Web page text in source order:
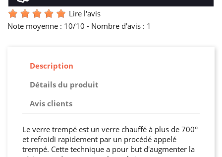
Lire l'avis
Note moyenne : 10/10 - Nombre d'avis : 1
Description
Détails du produit
Avis clients
Le verre trempé est un verre chauffé à plus de 700°
et refroidi rapidement par un procédé appelé
trempé. Cette technique a pour but d'augmenter la